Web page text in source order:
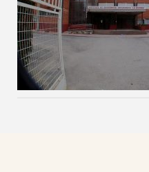
PUERTAS DE MADERA
SUELOS DE MADERA
TRABAJOS A MEDIDA
VENTANAS DE ALUMINIO Y PVC
NUESTROS TRABAJOS
CONTACTO